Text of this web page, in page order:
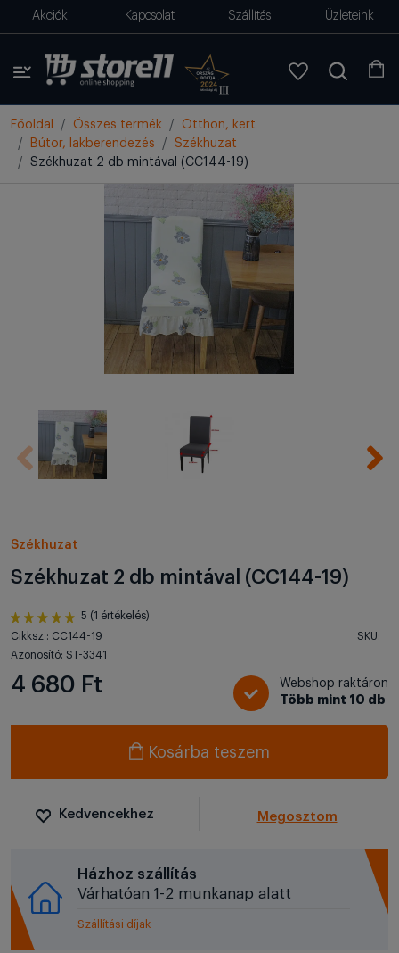
Akciók Kapcsolat Szállítás Üzleteink
Főoldal Összes termék
Otthon, kert
Bútor, lakberendezés
Székhuzat
Székhuzat 2 db mintával (CC144-19)
Székhuzat
Székhuzat 2 db mintával (CC144-19)
5 (1 értékelés)
Cikksz.: CC144-19
SKU:
Azonosító: ST-3341
4 680 Ft
Webshop raktáron
Több mint 10 db
Kosárba teszem
Kedvencekhez Megosztom
Házhoz szállítás
Várhatóan 1-2 munkanap alatt
Szállítási díjak